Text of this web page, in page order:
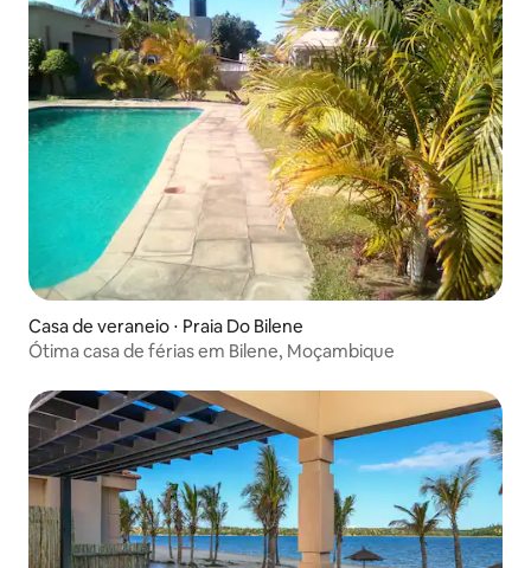
Casa de veraneio ⋅ Praia Do Bilene
Ótima casa de férias em Bilene, Moçambique